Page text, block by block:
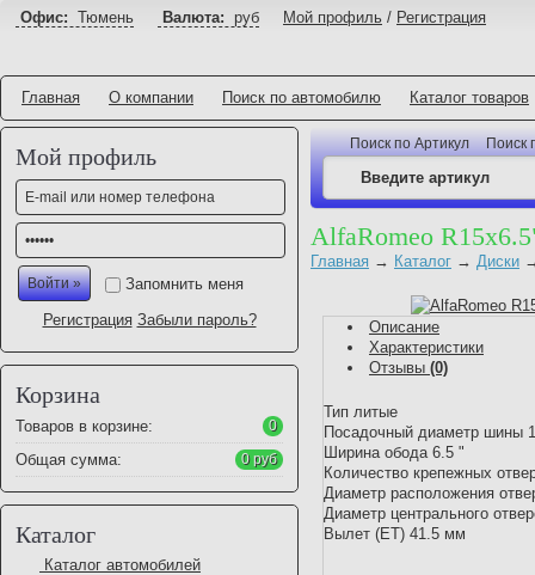
Офис: Тюмень Валюта: руб Мой профиль / Регистрация
Главная О компании Поиск по автомобилю Каталог товаров
Мой профиль
Запомнить меня
Регистрация Забыли пароль?
Корзина
Товаров в корзине: 0
Общая сумма: 0 руб
Каталог
Каталог автомобилей
Поиск по Артикул Поиск
AlfaRomeo
Главная → Каталог → Диски
Описание
Характеристики
Отзывы (0)
Тип литые
Посадочный диаметр шины
Ширина обода 6.5 "
Количество крепежных
Диаметр расположения
Диаметр центрального
Вылет (ET) 41.5 мм